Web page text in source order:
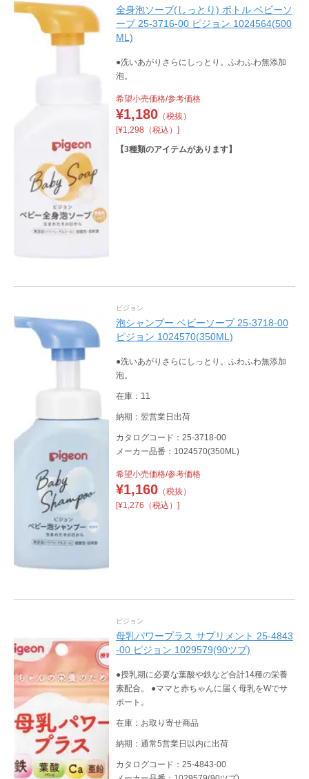
全身泡ソープ(しっとり) ボトル ベビーソ
ープ 25-3716-00 ピジョン 1024564(500
ML)
●洗いあがりさらにしっとり。ふわふわ無添加
泡。
希望小売価格/参考価格
¥1,180（税抜）
[¥1,298（税込）]
【3種類のアイテムがあります】
ピジョン
泡シャンプー ベビーソープ 25-3718-00
ピジョン 1024570(350ML)
●洗いあがりさらにしっとり。ふわふわ無添加
泡。
在庫：11
納期：翌営業日出荷
カタログコード：25-3718-00
メーカー品番：1024570(350ML)
希望小売価格/参考価格
¥1,160（税抜）
[¥1,276（税込）]
ピジョン
母乳パワープラス サプリメント 25-4843
-00 ピジョン 1029579(90ツブ)
●授乳期に必要な葉酸や鉄など合計14種の栄養
素配合。 ●ママと赤ちゃんに届く母乳をWでサ
ポート。
在庫：お取り寄せ商品
納期：通常5営業日以内に出荷
カタログコード：25-4843-00